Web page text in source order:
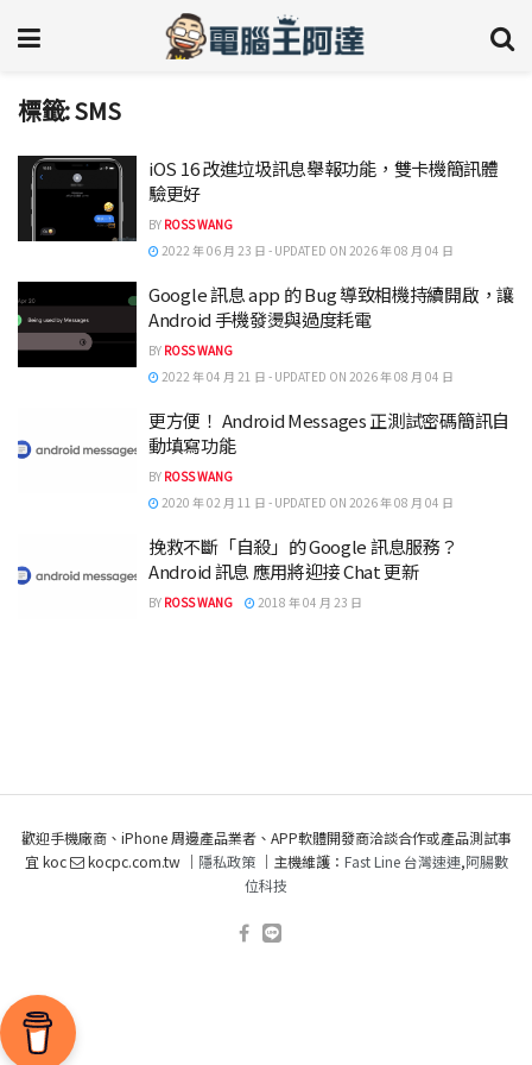
標籤:SMS
iOS 16 改進垃圾訊息舉報功能，雙卡機簡訊體
驗更好
BY ROSS WANG
2022 年 06 月 23 日 - UPDATED ON 2026 年 08 月 04 日
Google 訊息 app 的 Bug 導致相機持續開啟，讓
Android 手機發燙與過度耗電
BY ROSS WANG
2022 年 04 月 21 日 - UPDATED ON 2026 年 08 月 04 日
更方便！ Android Messages 正測試密碼簡訊自
動填寫功能
BY ROSS WANG
2020 年 02 月 11 日 - UPDATED ON 2026 年 08 月 04 日
挽救不斷「自殺」的 Google 訊息服務？
Android 訊息 應用將迎接 Chat 更新
BY ROSS WANG 2018 年 04 月 23 日
歡迎手機廠商、iPhone 周邊產品業者、APP軟體開發商洽談合作或產品測試事
宜 koc
kocpc.com.tw ｜ 隱私政策｜主機維護： Fast Line 台灣速連,阿腸數
位科技